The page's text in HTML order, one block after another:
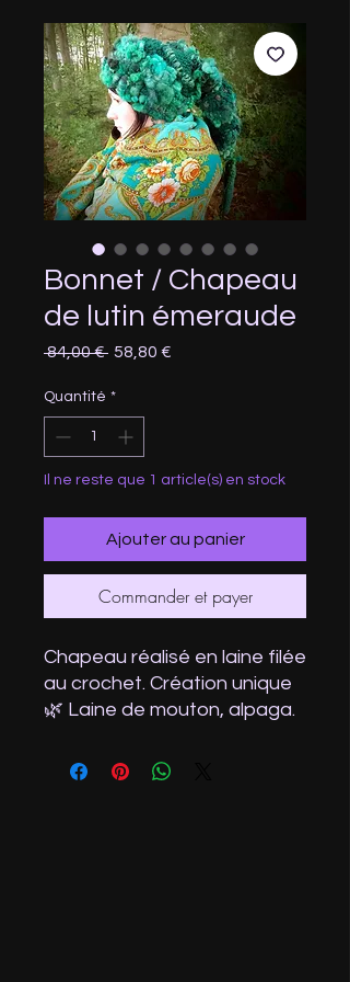
Bonnet / Chapeau
de lutin émeraude
84,00 € Prix
58,80 €
Quantité *
Il ne reste que 1 article(s) en stock
Ajouter au panier
Commander et payer
Chapeau réalisé en laine filée
au crochet. Création unique
🌿 Laine de mouton, alpaga.